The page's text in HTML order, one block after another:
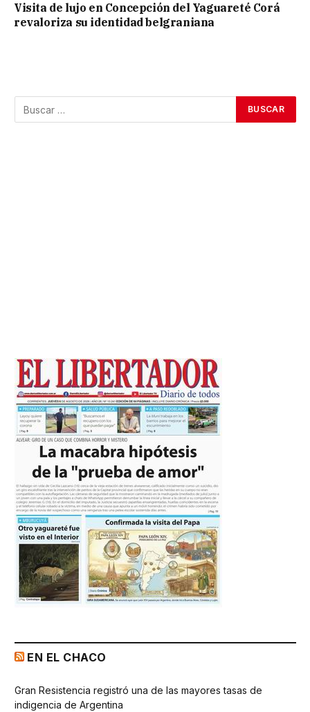
Visita de lujo en Concepción del Yaguareté Corá
revaloriza su identidad belgraniana
EN EL CHACO
Gran Resistencia registró una de las mayores tasas de
indigencia de Argentina